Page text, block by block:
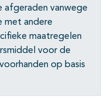
afgeraden vanwege
met andere
maatregelen
voor de
op basis